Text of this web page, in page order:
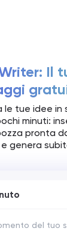
Il
le tue idee in
minuti:
pronta
genera